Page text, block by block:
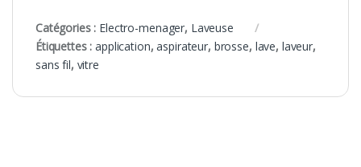
Catégories : Electro-menager, Laveuse
Étiquettes :application,aspirateur, brosse, lave, laveur,
sans fil, vitre